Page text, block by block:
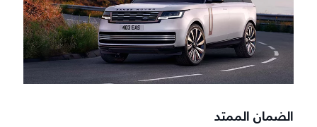
الضمان الممتد